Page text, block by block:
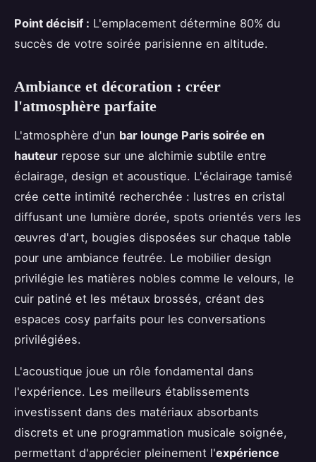
Point décisif : L'emplacement détermine 80% du
succès de votre soirée parisienne en altitude.
Ambiance et décoration : créer
l'atmosphère parfaite
L'atmosphère d'un bar lounge Paris soirée en
hauteur repose sur une alchimie subtile entre
éclairage, design et acoustique. L'éclairage tamisé
crée cette intimité recherchée : lustres en cristal
diffusant une lumière dorée, spots orientés vers les
œuvres d'art, bougies disposées sur chaque table
pour une ambiance feutrée. Le mobilier design
privilégie les matières nobles comme le velours, le
cuir patiné et les métaux brossés, créant des
espaces cosy parfaits pour les conversations
privilégiées.
L'acoustique joue un rôle fondamental dans
l'expérience. Les meilleurs établissements
investissent dans des matériaux absorbants
discrets et une programmation musicale soignée,
permettant d'apprécier pleinement l'expérience